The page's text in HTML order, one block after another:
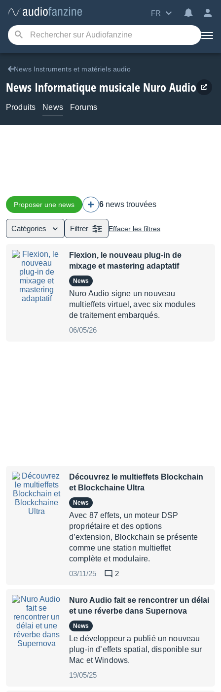
FR
News Instruments et matériels audio
News Informatique musicale Nuro Audio
Produits News Forums
Proposer une news 6 news trouvées
Catégories Filtrer Effacer les filtres
Flexion, le nouveau plug-in de
mixage et mastering adaptatif
News
Nuro Audio signe un nouveau
multieffets virtuel, avec six modules
de traitement embarqués.
06/05/26
Découvrez le multieffets Blockchain
et Blockchaine Ultra
News
Avec 87 effets, un moteur DSP
propriétaire et des options
d’extension, Blockchain se présente
comme une station multieffet
complète et modulaire.
03/11/25
2
Nuro Audio fait se rencontrer un délai
et une réverbe dans Supernova
News
Le développeur a publié un nouveau
plug-in d’effets spatial, disponible sur
Mac et Windows.
19/05/25